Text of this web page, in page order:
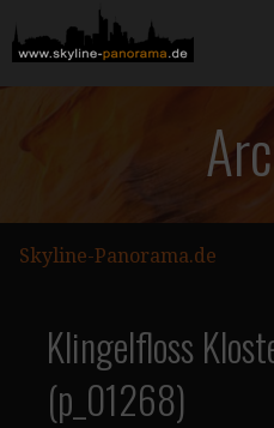
Inhalt
springen
SKYLINE-
Skyline-Panorama.de
Klingelfloss
(p_01268)